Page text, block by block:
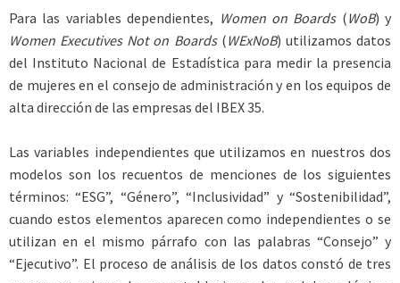
Para las variables dependientes, Women on Boards (WoB) y
Women Executives Not on Boards (WExNoB) utilizamos datos
del Instituto Nacional de Estadística para medir la presencia
de mujeres en el consejo de administración y en los equipos de
alta dirección de las empresas del IBEX 35.
Las variables independientes que utilizamos en nuestros dos
modelos son los recuentos de menciones de los siguientes
términos: “ESG”, “Género”, “Inclusividad” y “Sostenibilidad”,
cuando estos elementos aparecen como independientes o se
utilizan en el mismo párrafo con las palabras “Consejo” y
“Ejecutivo”. El proceso de análisis de los datos constó de tres